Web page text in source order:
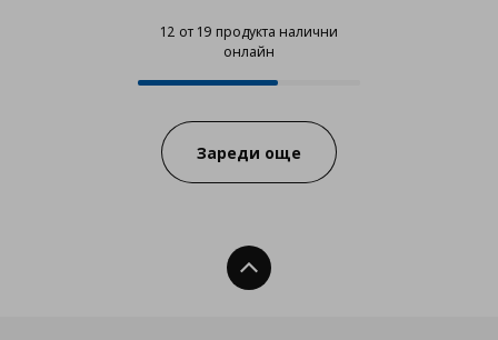
12 от 19 продукта налични
онлайн
12 от 19 продукта налични
Progress:
Зареди още
Нагоре